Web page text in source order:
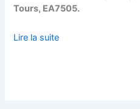
Tours, EA7505.
Lire la suite